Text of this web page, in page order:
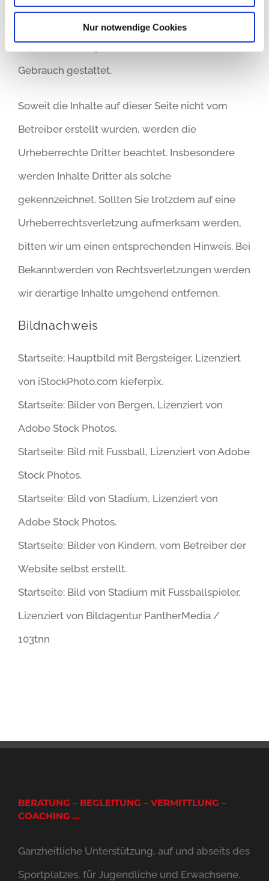
Nur notwendige Cookies
Erstellers. Downloads und Kopien dieser Seite
sind nur für den privaten, nicht kommerziellen
Gebrauch gestattet.
Soweit die Inhalte auf dieser Seite nicht vom
Betreiber erstellt wurden, werden die
Urheberrechte Dritter beachtet. Insbesondere
werden Inhalte Dritter als solche
gekennzeichnet. Sollten Sie trotzdem auf eine
Urheberrechtsverletzung aufmerksam werden,
bitten wir um einen entsprechenden Hinweis. Bei
Bekanntwerden von Rechtsverletzungen werden
wir derartige Inhalte umgehend entfernen.
Bildnachweis
Startseite: Hauptbild mit Bergsteiger, Lizenziert
von iStockPhoto.com kieferpix.
Startseite: Bilder von Bergen, Lizenziert von
Adobe Stock Photos.
Startseite: Bild mit Fussball, Lizenziert von Adobe
Stock Photos.
Startseite: Bild von Stadium, Lizenziert von
Adobe Stock Photos.
Startseite: Bilder von Kindern, vom Betreiber der
Website selbst erstellt.
Startseite: Bild von Stadium mit Fussballspieler,
Lizenziert von Bildagentur PantherMedia /
103tnn
BERATUNG – BEGLEITUNG – VERMITTLUNG –
COACHING …
Ganzheitliche Unterstützung, auf und abseits des
Sportplatzes, für Jugendliche und Erwachsene.